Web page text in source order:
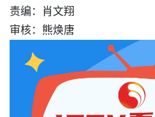
责编：肖文翔
审核：熊焕唐